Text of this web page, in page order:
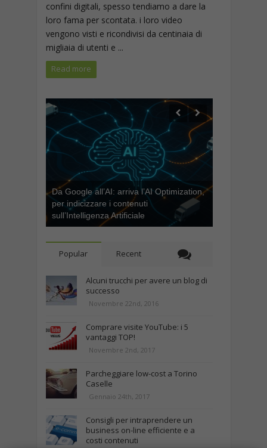
confini digitali, spesso tendiamo a dare la
loro fama per scontata. i loro video
vengono visti e ricondivisi da centinaia di
migliaia di utenti e ...
Read more
Da Google all’AI: arriva l’AI Optimization,
per indicizzare i contenuti
sull’Intelligenza Artificiale
Popular Recent
Alcuni trucchi per avere un blog di
successo
Novembre 22nd, 2016
Comprare visite YouTube: i 5
vantaggi TOP!
Novembre 2nd, 2017
Parcheggiare low-cost a Torino
Caselle
Gennaio 24th, 2017
Consigli per intraprendere un
business on-line efficiente e a
costi contenuti